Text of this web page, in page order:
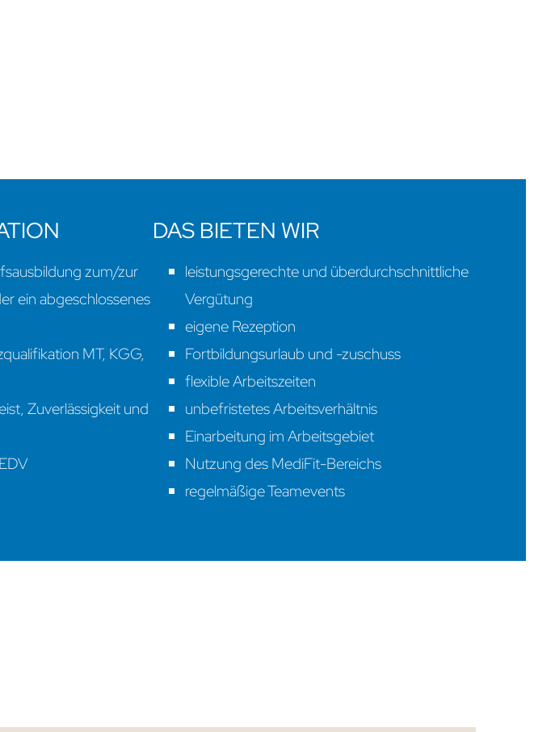
zum/zur
ein abgeschlossenes
MT, KGG,
Zuverlässigkeit und
DAS BIETEN WIR
leistungsgerechte und überdurchschnittliche
Vergütung
eigene Rezeption
Fortbildungsurlaub und -zuschuss
flexible Arbeitszeiten
unbefristetes Arbeitsverhältnis
Einarbeitung im Arbeitsgebiet
Nutzung des MediFit-Bereichs
regelmäßige Teamevents